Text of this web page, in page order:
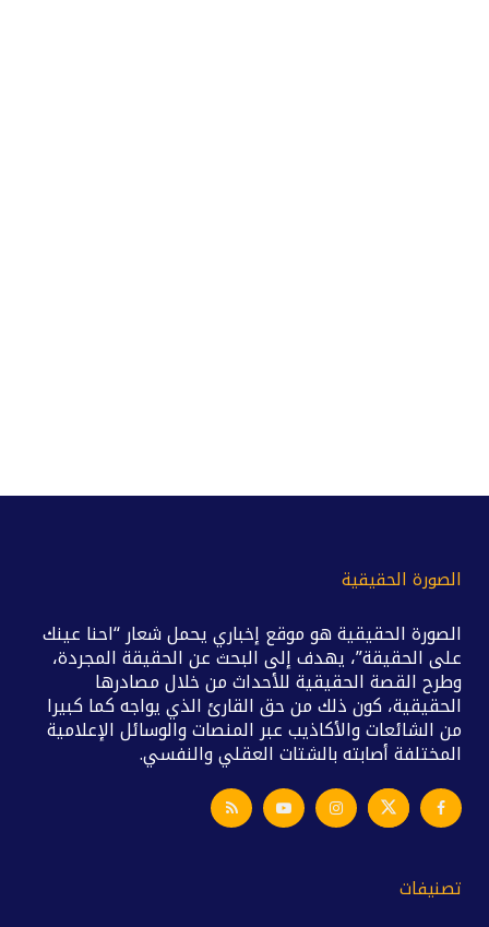
الصورة الحقيقية
الصورة الحقيقية هو موقع إخباري يحمل شعار “احنا عينك
على الحقيقة”، يهدف إلى البحث عن الحقيقة المجردة،
وطرح القصة الحقيقية للأحداث من خلال مصادرها
الحقيقية، كون ذلك من حق القارئ الذي يواجه كما كبيرا
من الشائعات والأكاذيب عبر المنصات والوسائل الإعلامية
المختلفة أصابته بالشتات العقلي والنفسي.
تصنيفات